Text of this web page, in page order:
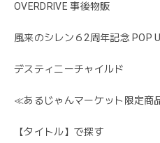
OVERDRIVE 事後物販
風来のシレン６2周年記念 POP
デスティニーチャイルド
≪あるじゃんマーケット限定商
【タイトル】で探す